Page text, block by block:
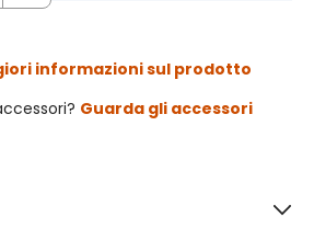
informazioni sul prodotto
Guarda gli accessori